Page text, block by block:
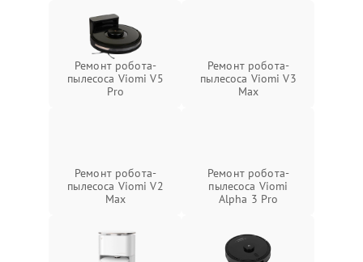
Ремонт робота-
пылесоса Viomi V5
Pro
Ремонт робота-
пылесоса Viomi V3
Max
Ремонт робота-
пылесоса Viomi V2
Max
Ремонт робота-
пылесоса Viomi
Alpha 3 Pro